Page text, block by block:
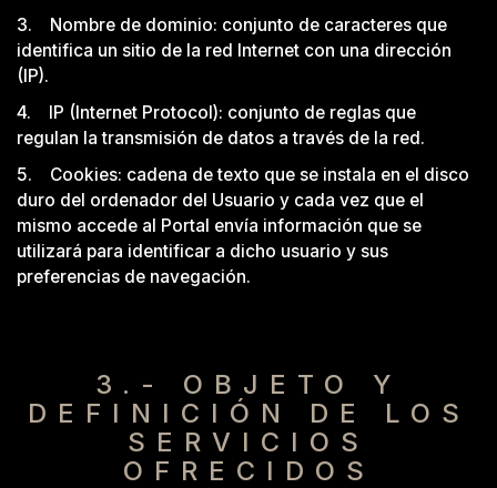
3. Nombre de dominio: conjunto de caracteres que
identifica un sitio de la red Internet con una dirección
(IP).
4. IP (Internet Protocol): conjunto de reglas que
regulan la transmisión de datos a través de la red.
5. Cookies: cadena de texto que se instala en el disco
duro del ordenador del Usuario y cada vez que el
mismo accede al Portal envía información que se
utilizará para identificar a dicho usuario y sus
preferencias de navegación.
3.- OBJETO Y
DEFINICIÓN DE LOS
SERVICIOS
OFRECIDOS